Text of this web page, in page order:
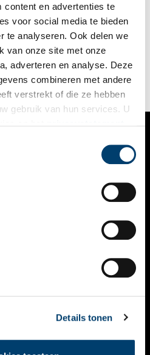
content en advertenties te
voor social media te bieden
te analyseren. Ook delen we
van onze site met onze
adverteren en analyse. Deze
combineren met andere
verstrekt of die ze hebben
gebruik van hun services. U
Details tonen
waren de bunkers en
voor velen een pijnlijke
met dit verdedigingserfgoed in
over te weten in de
tot schatkamer. Atlantikwall-
Noord-Holland sprak met
de veelzijdige geschiedenis
landschap.